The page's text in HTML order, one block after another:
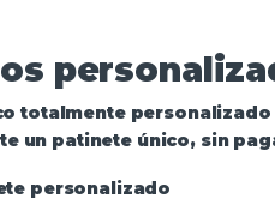
totalmente
un patinete único, sin